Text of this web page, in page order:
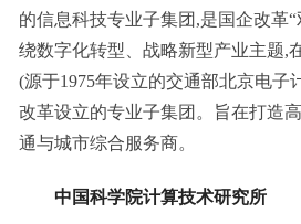
的信息科技专业子集团,是国企改革
绕数字化转型、战略新型产业主题,
(源于1975年设立的交通部北京电子
改革设立的专业子集团。旨在打造
通与城市综合服务商。
中国科学院计算技术研究所